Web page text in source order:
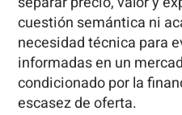
cuestión semántica ni
necesidad técnica para
informadas en un
condicionado por la
escasez de oferta.